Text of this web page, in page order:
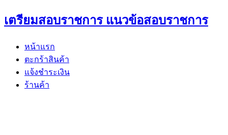
Skip
to
เตรียมสอบราชการ แนวข้อสอบราชการ
หน้าแรก
ตะกร้าสินค้า
แจ้งชำระเงิน
ร้านค้า